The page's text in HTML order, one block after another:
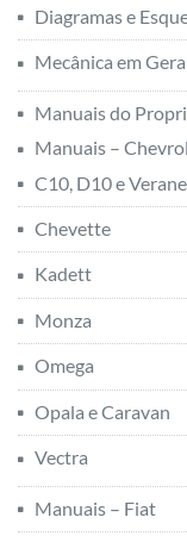
Diagramas e
Mecânica em
Manuais do
Manuais –
C10, D10 e
Chevette
Kadett
Monza
Omega
Opala e Caravan
Vectra
Manuais – Fiat